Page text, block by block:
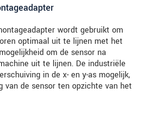
wordt gebruikt om
optimaal uit te lijnen met het
om de sensor na
uit te lijnen. De industriële
in de x- en y-as mogelijk,
van de sensor ten opzichte van het